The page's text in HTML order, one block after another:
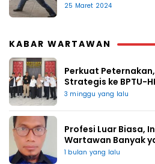
25 Maret 2024
KABAR WARTAWAN
Perkuat Peternakan,
Strategis ke BPTU-
3 minggu yang lalu
Profesi Luar Biasa,
Wartawan Banyak
1 bulan yang lalu